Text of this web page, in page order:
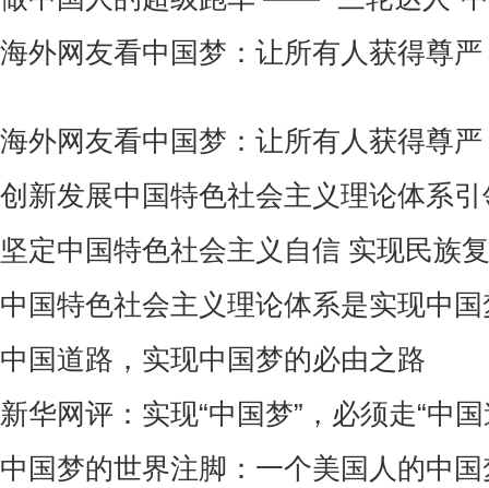
海外网友看中国梦：让所有人获得尊严
海外网友看中国梦：让所有人获得尊严
创新发展中国特色社会主义理论体系引
坚定中国特色社会主义自信 实现民族
中国特色社会主义理论体系是实现中
中国道路，实现中国梦的必由之路
新华网评：实现“中国梦”，必须走“中国
中国梦的世界注脚：一个美国人的中国